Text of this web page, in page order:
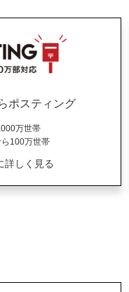
ポスティング
万世帯
100万世帯
詳しく見る